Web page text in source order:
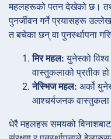
महलहरूको पतन देखेको छ।
पुनर्जीवन गर्ने प्रयासहरू
त बचेका छन् वा पुनर्स्थापना
मिर महल: युनेस्को
वास्तुकलाको प्रतीक
नेस्भिज महल: अर्को
आश्चर्यजनक वास्तुकला
धेरै महलहरू समयको